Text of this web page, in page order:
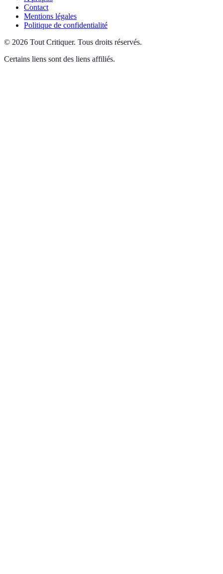
Contact
Mentions légales
Politique de confidentialité
© 2026 Tout Critiquer. Tous droits réservés.
Certains liens sont des liens affiliés.